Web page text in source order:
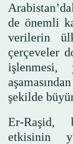
de önemli
verilerin
çerçeveler
işlenmesi,
şekilde
Er-Raşid,
etkisinin